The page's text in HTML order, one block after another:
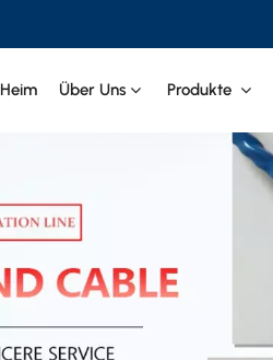
Heim Über Uns Produkte